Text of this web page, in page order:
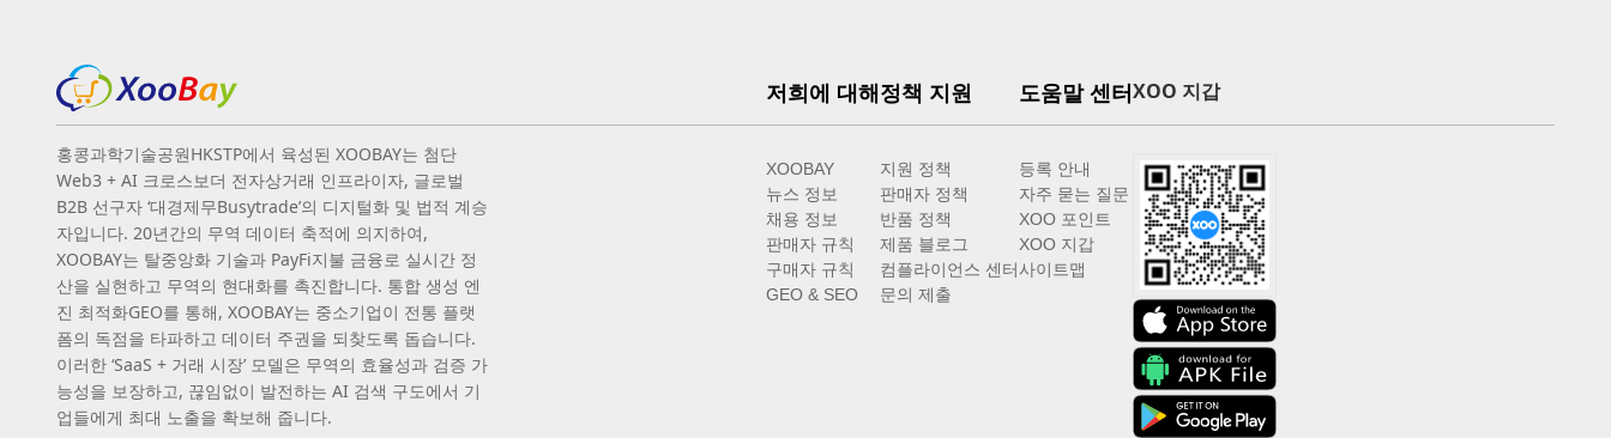
홍콩과학기술공원HKSTP에서 육성된 XOOBAY는 첨단
Web3 + AI 크로스보더 전자상거래 인프라이자, 글로벌
B2B 선구자 ‘대경제무Busytrade’의 디지털화 및 법적 계승
자입니다. 20년간의 무역 데이터 축적에 의지하여,
XOOBAY는 탈중앙화 기술과 PayFi지불 금융로 실시간 정
산을 실현하고 무역의 현대화를 촉진합니다. 통합 생성 엔
진 최적화GEO를 통해, XOOBAY는 중소기업이 전통 플랫
폼의 독점을 타파하고 데이터 주권을 되찾도록 돕습니다.
이러한 ‘SaaS + 거래 시장’ 모델은 무역의 효율성과 검증 가
능성을 보장하고, 끊임없이 발전하는 AI 검색 구도에서 기
업들에게 최대 노출을 확보해 줍니다.
저희에 대해
XOOBAY
뉴스 정보
채용 정보
판매자 규칙
구매자 규칙
GEO & SEO
정책 지원
지원 정책
판매자 정책
반품 정책
제품 블로그
컴플라이언스 센터
문의 제출
도움말 센터
등록 안내
자주 묻는 질문
XOO 포인트
XOO 지갑
사이트맵
XOO 지갑